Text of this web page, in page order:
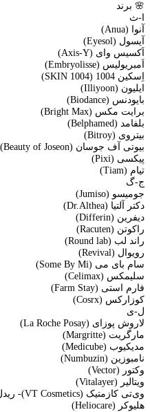
🌸 برند
ا-ث
آنوا (Anua)
آیسول (Eyesol)
اَکسیس وای (Axis-Y)
اَمبریولیس (Embryolisse)
اِسکین 1004 (SKIN 1004)
ایلیون (Illiyoon)
بایودنس (Biodance)
برایت مکس (Bright Max)
بلفامد (Belphamed)
بیتروی (Bitroy)
بیوتی آف جوسان (Beauty of Joseon)
پیکسی (Pixi)
تیام (Tiam)
ج-گ
جومیسو (Jumiso)
دکتر آلتیا (Dr.Althea)
دیفرین (Differin)
راکوتن (Racuten)
راند لب (Round lab)
رویوال (Revival)
سام بای می (Some By Mi)
سلیمکس (Celimax)
فارم استی (Farm Stay)
کوزارکس (Cosrx)
ل-ی
لاروش پوزای (La Roche Posay)
مارگریت (Margritte)
مدیکیوب (Medicube)
نامبوزین (Numbuzin)
وکتور (Vector)
ویتالیر (Vitalayer)
وی‌تی کازمتیک (VT Cosmetics)- ریدل شات
هلیوکر (Heliocare)